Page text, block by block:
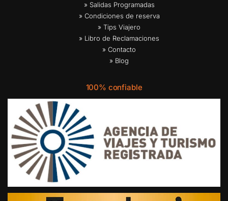
» Salidas Programadas
» Condiciones de reserva
» Tips Viajero
» Libro de Reclamaciones
» Contacto
» Blog
100% confiable